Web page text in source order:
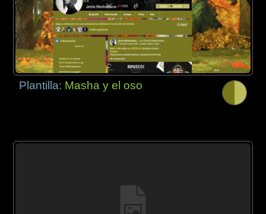
Plantilla: Masha y el oso